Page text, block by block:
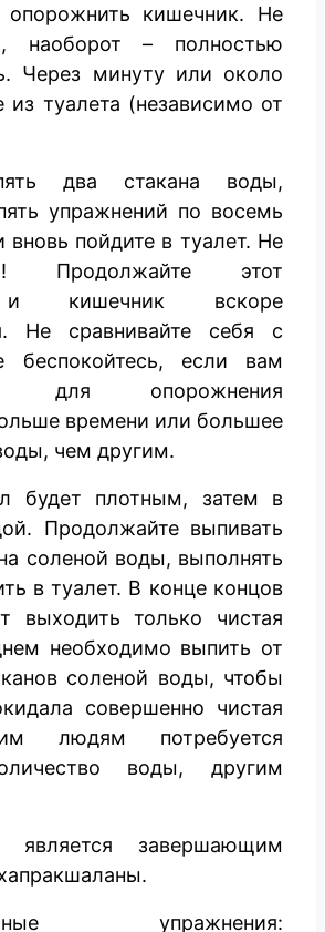
опорожнить кишечник. Не
наоборот – полностью
Через минуту или около
из туалета (независимо от
два стакана воды,
упражнений по восемь
вновь пойдите в туалет. Не
Продолжайте этот
и кишечник вскоре
Не сравнивайте себя с
беспокойтесь, если вам
для опорожнения
времени или большее
чем другим.
будет плотным, затем в
Продолжайте выпивать
соленой воды, выполнять
в туалет. В конце концов
выходить только чистая
необходимо выпить от
соленой воды, чтобы
совершенно чистая
людям потребуется
воды, другим
является завершающим
упражнения: